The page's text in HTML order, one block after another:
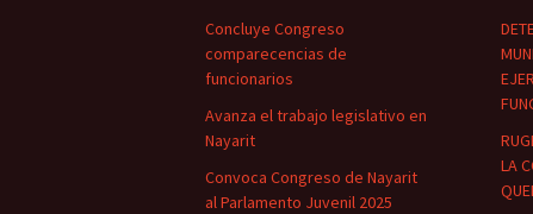
Concluye Congreso
comparecencias de
funcionarios
Avanza el trabajo legislativo en
Nayarit
Convoca Congreso de Nayarit
al Parlamento Juvenil 2025
LA